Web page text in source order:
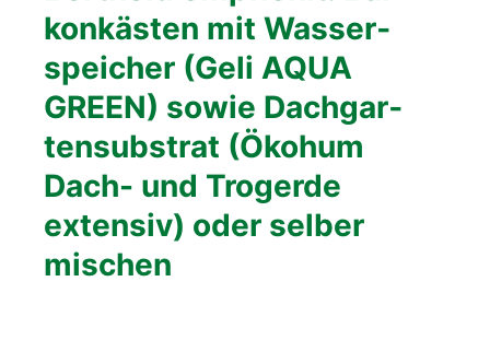
kon­käs­ten mit Was­ser­
spei­cher (Geli AQUA
GREEN) sowie Dach­gar­
ten­sub­strat (Öko­h­um
Dach- und Tro­ger­de
exten­siv) oder sel­ber
mischen